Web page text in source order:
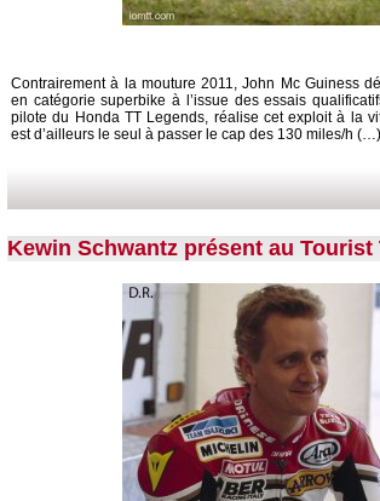
Contrairement à la mouture 2011, John Mc Guiness
en catégorie superbike à l’issue des essais
pilote du Honda TT Legends, réalise cet exploit à la
est d’ailleurs le seul à passer le cap des 130 miles/h (…)
Kewin Schwantz présent au Tourist